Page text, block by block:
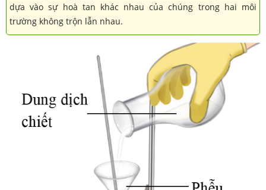
dựa vào sự hoà tan khác nhau của chúng trong hai môi
trường không trộn lẫn nhau.